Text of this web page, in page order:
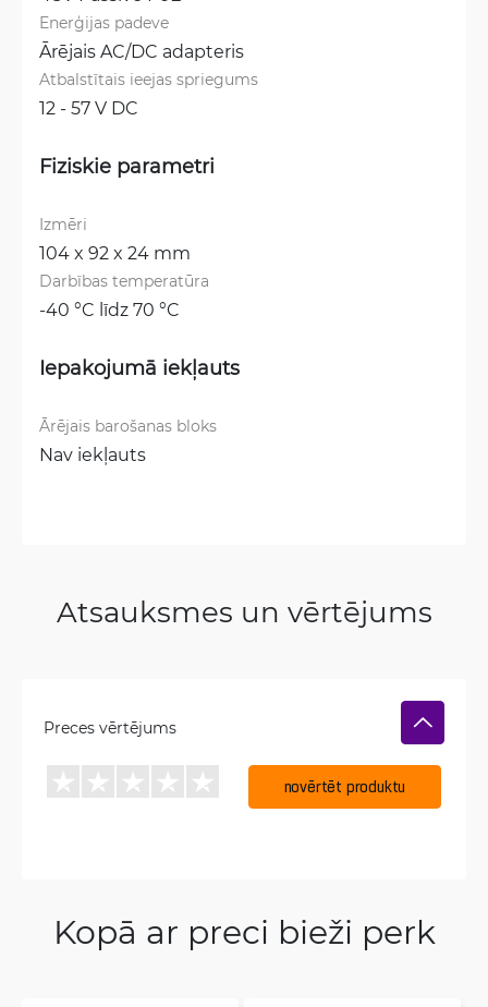
Enerģijas padeve
Ārējais AC/DC adapteris
Atbalstītais ieejas spriegums
12 - 57 V DC
Fiziskie parametri
Izmēri
104 x 92 x 24 mm
Darbības temperatūra
-40 °C līdz 70 °C
Iepakojumā iekļauts
Ārējais barošanas bloks
Nav iekļauts
Atsauksmes un vērtējums
Preces vērtējums
novērtēt produktu
Kopā ar preci bieži perk